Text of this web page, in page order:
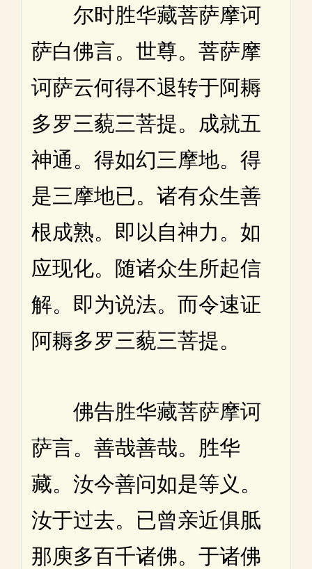
尔时胜华藏菩萨摩诃
萨白佛言。世尊。菩萨摩
诃萨云何得不退转于阿耨
多罗三藐三菩提。成就五
神通。得如幻三摩地。得
是三摩地已。诸有众生善
根成熟。即以自神力。如
应现化。随诸众生所起信
解。即为说法。而令速证
阿耨多罗三藐三菩提。
佛告胜华藏菩萨摩诃
萨言。善哉善哉。胜华
藏。汝今善问如是等义。
汝于过去。已曾亲近俱胝
那庾多百千诸佛。于诸佛